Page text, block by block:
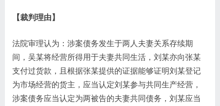
【裁判理由】
法院审理认为：涉案债务发生于两人夫妻关系存续期
间，吴某将经营所得用于夫妻共同生活，刘某亦向张某
支付过货款，且根据张某提供的证据能够证明刘某登记
为市场经营的货主，应当认定刘某参与共同生产经营，
涉案债务应当认定为两被告的夫妻共同债务，刘某应当